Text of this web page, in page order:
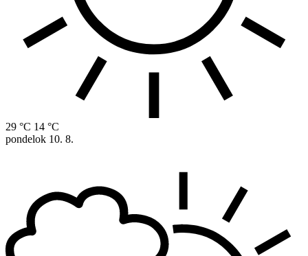
29 °C 14 °C
pondelok 10. 8.